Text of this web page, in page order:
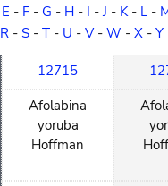
E - F- G - H- I -J - K- L-
R - S - T - U - V- W - X - Y
12715
Afolabina
yoruba
Hoffman